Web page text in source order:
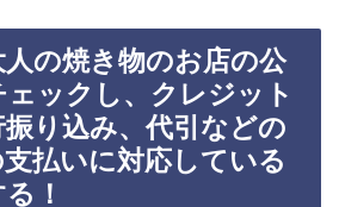
人の焼き物のお店の公
ックし、クレジット
り込み、代引などの
払いに対応している
！